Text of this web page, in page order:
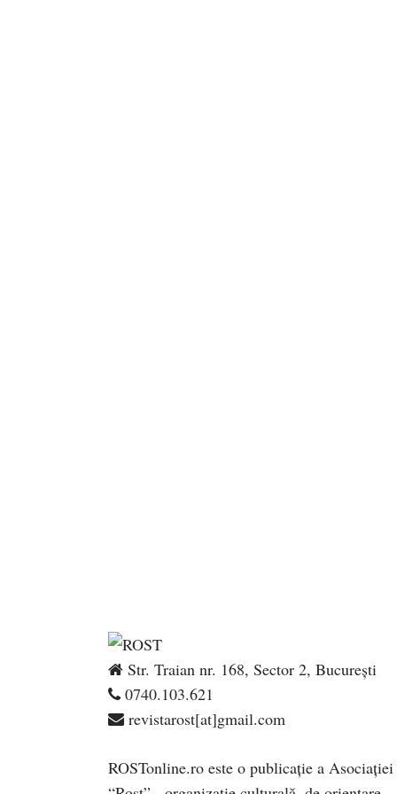
Str. Traian nr. 168, Sector 2, București
0740.103.621
revistarost[at]gmail.com
ROSTonline.ro este o publicaţie a Asociaţiei